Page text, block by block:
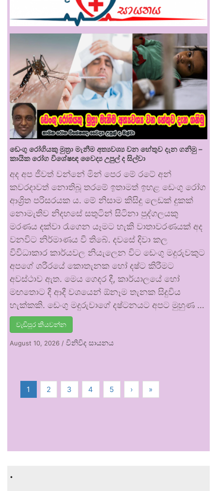
ඩෙංගු රෝගියකු ⁣මුත්‍රා මැනීම අත්‍යවශ්‍ය වන හේතුව දැන ගනිමු –
කායික රෝග විශේෂඥ වෛද්‍ය උපුල් ද සිල්වා
අද අප ජීවත් වන්නේ මින් පෙර මේ රටේ අන්
කවරදාවත් නොතිබූ තරමේ ඉතාමත් ඉහළ ඩෙංගු රෝග
ආශ්‍රිත පරිසරයක ය. මේ නිසාම කිසිදු ලෙඩක් දුකක්
නොමැතිව නිදහසේ සතුටින් සිටිනා පුද්ගලයකු
මරණය දක්වා රැගෙන යෑමට හැකි වාතාවරණයක් අද
වනවිට නිර්මාණය වී තිබේ. දවසේ දිවා කල
විවිධාකාර කාර්යවල නියැලෙන විට ඩෙංගු මදුරුවකුට
අපගේ ශරීරයේ කොතැනක හෝ දෂ්ට කිරීමට
අවස්ථාව ඇත. මෙය ගෙදර දී, කාර්යාලයේ හෝ
මඟතොට දී ආදී වශයෙන් ඕනෑම තැනක සිදුවිය
හැක්කකි. ඩෙංගු මදුරුවාගේ දෂ්ටනයට අපට මුහුණ …
වැඩිපුර කියවන්න
August 10, 2026 / විනිවිද සායනය
1 2 3 4 5 › »
.